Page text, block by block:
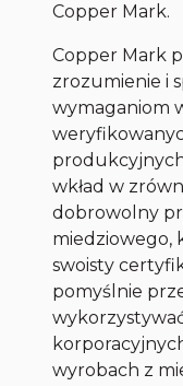
Copper Mark.
Copper Mark
zrozumienie i
wymaganiom
wkład w
dobrowolny
miedziowego,
swoisty
pomyślnie
wyrobach z